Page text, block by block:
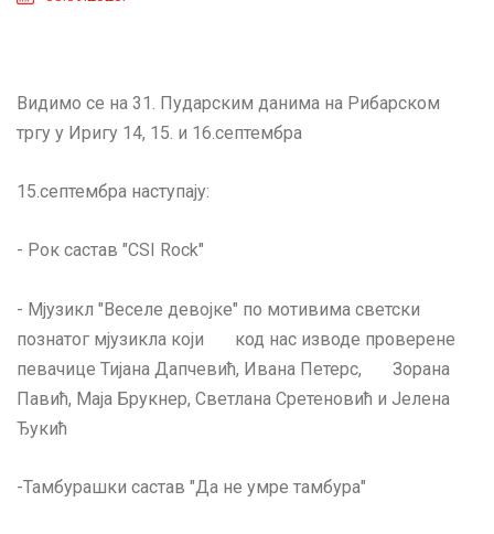
Видимо се на 31. Пударским данима на Рибарском
тргу у Иригу 14, 15. и 16.септембра
15.септембра наступају:
- Рок састав "CSI Rock"
- Мјузикл "Веселе девојке" по мотивима светски
познатог мјузикла који код нас изводе проверене
певачице Тијана Дапчевић, Ивана Петерс, Зорана
Павић, Маја Брукнер, Светлана Сретеновић и Јелена
Ђукић
-Тамбурашки састав "Да не умре тамбура"